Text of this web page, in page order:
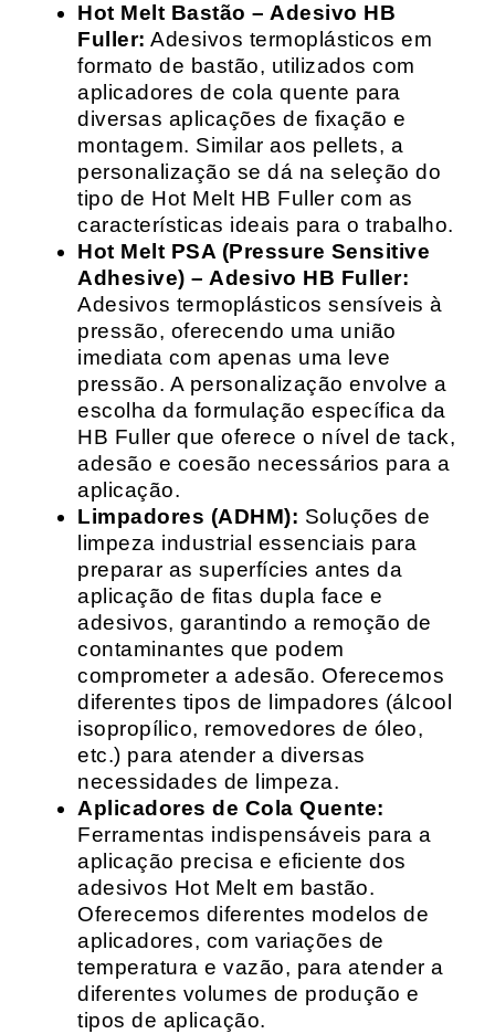
Hot Melt Bastão – Adesivo HB
Fuller: Adesivos termoplásticos em
formato de bastão, utilizados com
aplicadores de cola quente para
diversas aplicações de fixação e
montagem. Similar aos pellets, a
personalização se dá na seleção do
tipo de Hot Melt HB Fuller com as
características ideais para o trabalho.
Hot Melt PSA (Pressure Sensitive
Adhesive) – Adesivo HB Fuller:
Adesivos termoplásticos sensíveis à
pressão, oferecendo uma união
imediata com apenas uma leve
pressão. A personalização envolve a
escolha da formulação específica da
HB Fuller que oferece o nível de tack,
adesão e coesão necessários para a
aplicação.
Limpadores (ADHM): Soluções de
limpeza industrial essenciais para
preparar as superfícies antes da
aplicação de fitas dupla face e
adesivos, garantindo a remoção de
contaminantes que podem
comprometer a adesão. Oferecemos
diferentes tipos de limpadores (álcool
isopropílico, removedores de óleo,
etc.) para atender a diversas
necessidades de limpeza.
Aplicadores de Cola Quente:
Ferramentas indispensáveis para a
aplicação precisa e eficiente dos
adesivos Hot Melt em bastão.
Oferecemos diferentes modelos de
aplicadores, com variações de
temperatura e vazão, para atender a
diferentes volumes de produção e
tipos de aplicação.